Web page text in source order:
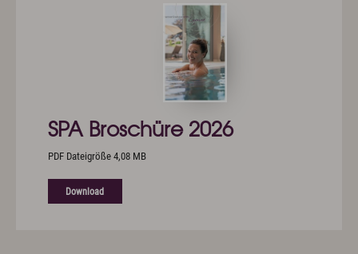
SPA Broschüre 2026
PDF Dateigröße 4,08 MB
Download